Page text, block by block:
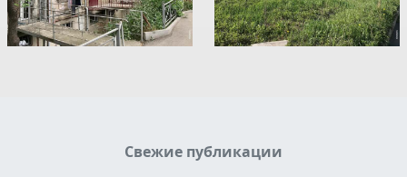
Свежие публикации